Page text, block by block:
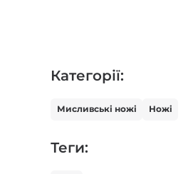
Категорії:
Мисливські ножі Ножі
Теги: